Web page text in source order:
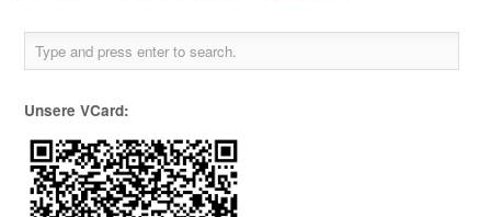
Unsere VCard: